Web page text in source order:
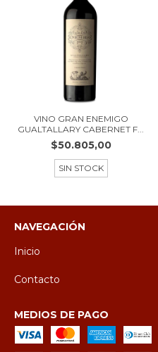
VINO GRAN ENEMIGO
GUALTALLARY CABERNET F...
$50.805,00
SIN STOCK
NAVEGACIÓN
Inicio
Contacto
MEDIOS DE PAGO